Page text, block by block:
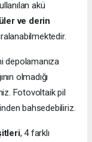
akü
ve derin
depolamanıza
olmadığı
Fotovoltaik pil
bahsedebiliriz.
, 4 farklı